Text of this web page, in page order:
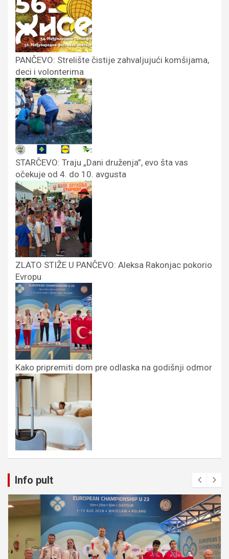
PANČEVO: Strelište čistije zahvaljujući komšijama,
deci i volonterima
STARČEVO: Traju „Dani druženja”, evo šta vas
očekuje od 4. do 10. avgusta
ZLATO STIŽE U PANČEVO: Aleksa Rakonjac pokorio
Evropu
Kako pripremiti dom pre odlaska na godišnji odmor
Info pult